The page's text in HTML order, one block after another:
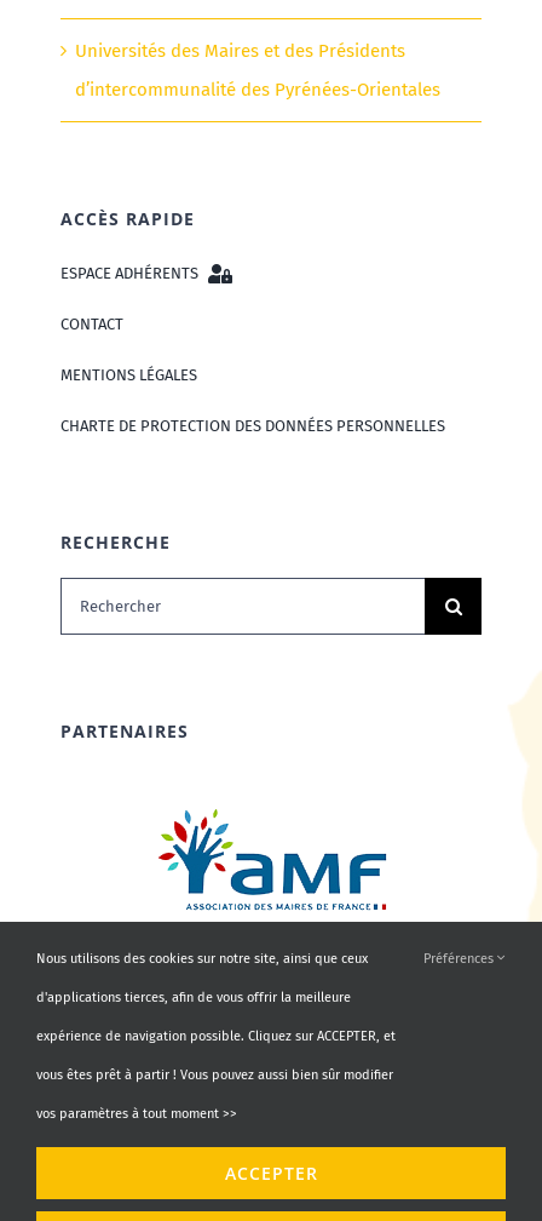
Universités des Maires et des Présidents
d’intercommunalité des Pyrénées-Orientales
ACCÈS RAPIDE
ESPACE ADHÉRENTS
CONTACT
MENTIONS LÉGALES
CHARTE DE PROTECTION DES DONNÉES PERSONNELLES
RECHERCHE
Rechercher:
PARTENAIRES
Nous utilisons des cookies sur notre site, ainsi que ceux
d'applications tierces, afin de vous offrir la meilleure
expérience de navigation possible. Cliquez sur ACCEPTER, et
vous êtes prêt à partir ! Vous pouvez aussi bien sûr modifier
vos paramètres à tout moment >>
Préférences
ACCEPTER